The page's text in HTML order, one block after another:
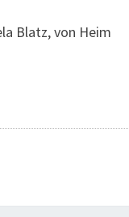
Blatz, von Heim